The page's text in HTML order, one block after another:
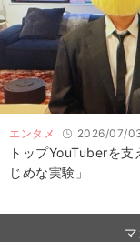
エンタメ 2026/07/
トップYouTuberを
じめな実験」